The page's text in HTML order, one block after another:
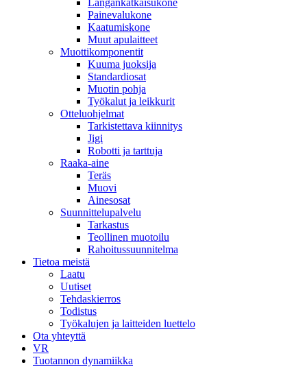
Langankatkaisukone
Painevalukone
Kaatumiskone
Muut apulaitteet
Muottikomponentit
Kuuma juoksija
Standardiosat
Muotin pohja
Työkalut ja leikkurit
Otteluohjelmat
Tarkistettava kiinnitys
Jigi
Robotti ja tarttuja
Raaka-aine
Teräs
Muovi
Ainesosat
Suunnittelupalvelu
Tarkastus
Teollinen muotoilu
Rahoitussuunnitelma
Tietoa meistä
Laatu
Uutiset
Tehdaskierros
Todistus
Työkalujen ja laitteiden luettelo
Ota yhteyttä
VR
Tuotannon dynamiikka